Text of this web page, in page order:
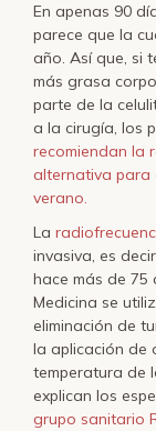
En apenas 90
parece que la
año. Así que, si
más grasa
parte de la
a la cirugía, los
recomiendan la
alternativa para
verano.
La
invasiva, es
hace más de 75
Medicina se
eliminación de
la aplicación de
temperatura de
explican los
grupo sanitario